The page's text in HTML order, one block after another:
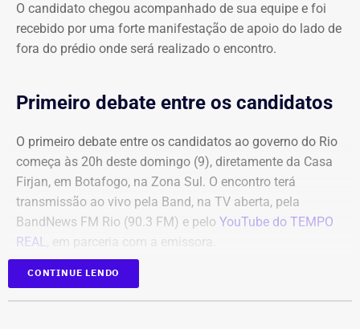
O candidato chegou acompanhado de sua equipe e foi
recebido por uma forte manifestação de apoio do lado de
fora do prédio onde será realizado o encontro.
Primeiro debate entre os candidatos
O primeiro debate entre os candidatos ao governo do Rio
começa às 20h deste domingo (9), diretamente da Casa
Firjan, em Botafogo, na Zona Sul. O encontro terá
transmissão ao vivo pela Band, na TV aberta, pela
BandNews FM Rio (90.3 FM) e pelo YouTube do TEMPO
REAL , em parceria com a emissora.
Garotinho (Republicanos), Douglas Ruas (PL) e Willian
CONTINUE LENDO